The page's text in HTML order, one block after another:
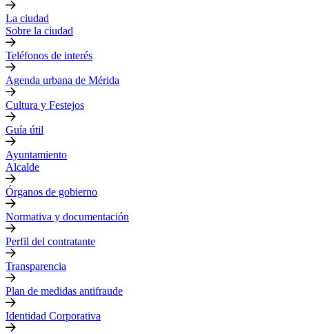
La ciudad
Sobre la ciudad
Teléfonos de interés
Agenda urbana de Mérida
Cultura y Festejos
Guía útil
Ayuntamiento
Alcalde
Órganos de gobierno
Normativa y documentación
Perfil del contratante
Transparencia
Plan de medidas antifraude
Identidad Corporativa